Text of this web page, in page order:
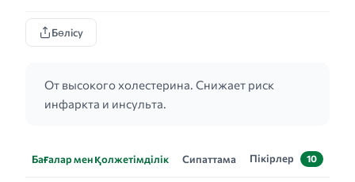
Бөлісу
От высокого холестерина. Снижает риск
инфаркта и инсульта.
Бағалар мен қолжетімділік Сипаттама Пікірлер 10